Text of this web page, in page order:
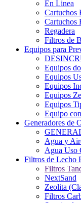
En Linea
Cartuchos
Cartuchos
Regadera
Filtros de
Equipos para
Equipos
Equipos
Equipos
Equipos
Equipos
Equipo
Generadores de
Agua y
Agua Uso
Filtros de Lecho
Filtros
NextSand
Zeolita
Filtros